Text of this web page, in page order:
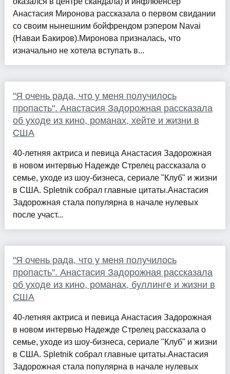
Анастасия Миронова рассказала о первом свидании
со своим нынешним бойфрендом рэпером Navai
(Наваи Бакиров).Миронова призналась, что
изначально не хотела вступать в...
"Я очень рада, что у меня получилось
пропасть". Анастасия Задорожная рассказала
об уходе из кино, романах, хейте и жизни в
США
40-летняя актриса и певица Анастасия Задорожная
в новом интервью Надежде Стрелец рассказала о
семье, уходе из шоу-бизнеса, сериале "Клуб" и жизни
в США. Spletnik собрал главные цитаты.Анастасия
Задорожная стала популярна в начале нулевых
после участ...
"Я очень рада, что у меня получилось
пропасть". Анастасия Задорожная рассказала
об уходе из кино, романах, буллинге и жизни в
США
40-летняя актриса и певица Анастасия Задорожная
в новом интервью Надежде Стрелец рассказала о
семье, уходе из шоу-бизнеса, сериале "Клуб" и жизни
в США. Spletnik собрал главные цитаты.Анастасия
Задорожная стала популярна в начале нулевых